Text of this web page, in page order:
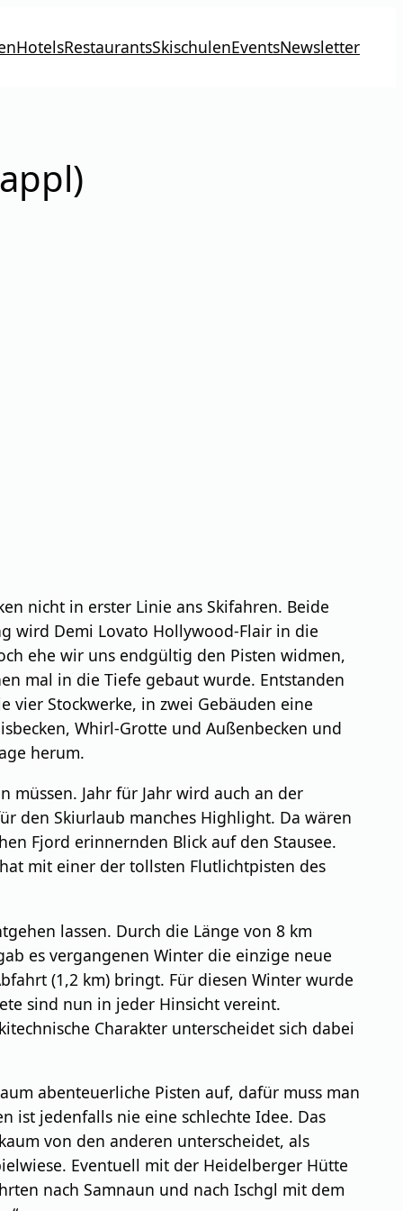
HotelsRestaurantsSkischulenEventsNewsletter
nicht in erster Linie ans Skifahren. Beide
wird Demi Lovato Hollywood-Flair in die
ehe wir uns endgültig den Pisten widmen,
mal in die Tiefe gebaut wurde. Entstanden
vier Stockwerke, in zwei Gebäuden eine
Whirl-Grotte und Außenbecken und
herum.
Jahr für Jahr wird auch an der
den Skiurlaub manches Highlight. Da wären
Fjord erinnernden Blick auf den Stausee.
mit einer der tollsten Flutlichtpisten des
lassen. Durch die Länge von 8 km
es vergangenen Winter die einzige neue
(1,2 km) bringt. Für diesen Winter wurde
sind nun in jeder Hinsicht vereint.
Charakter unterscheidet sich dabei
abenteuerliche Pisten auf, dafür muss man
ist jedenfalls nie eine schlechte Idee. Das
von den anderen unterscheidet, als
Eventuell mit der Heidelberger Hütte
nach Samnaun und nach Ischgl mit dem